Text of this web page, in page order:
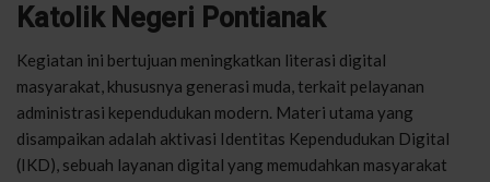
Katolik Negeri Pontianak
Kegiatan ini bertujuan meningkatkan literasi digital
masyarakat, khususnya generasi muda, terkait pelayanan
administrasi kependudukan modern. Materi utama yang
disampaikan adalah aktivasi Identitas Kependudukan Digital
(IKD), sebuah layanan digital yang memudahkan masyarakat